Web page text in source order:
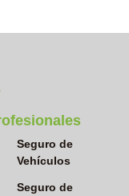
Seguro de
Vehículos
Seguro de